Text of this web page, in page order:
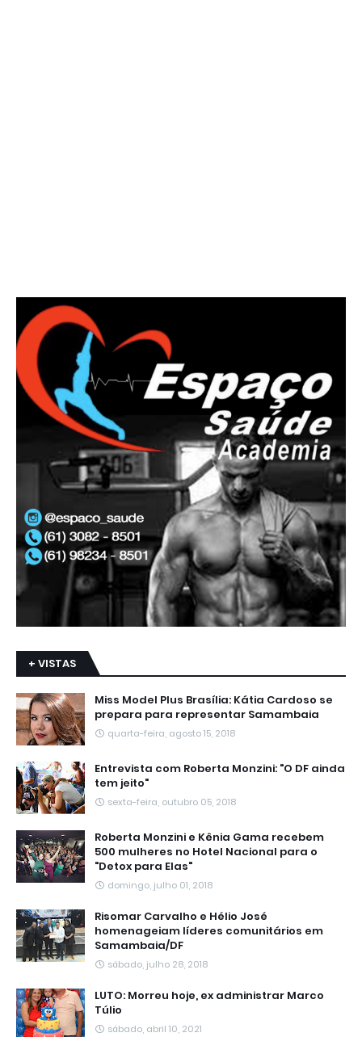
+ VISTAS
Miss Model Plus Brasília: Kátia Cardoso se
prepara para representar Samambaia
quarta-feira, agosto 15, 2018
Entrevista com Roberta Monzini: "O DF ainda
tem jeito"
sexta-feira, outubro 05, 2018
Roberta Monzini e Kênia Gama recebem
500 mulheres no Hotel Nacional para o
"Detox para Elas"
domingo, julho 01, 2018
Risomar Carvalho e Hélio José
homenageiam líderes comunitários em
Samambaia/DF
sábado, julho 28, 2018
LUTO: Morreu hoje, ex administrar Marco
Túlio
sábado, abril 10, 2021